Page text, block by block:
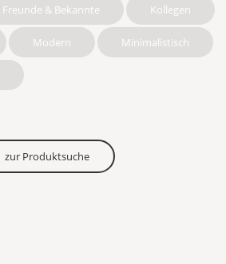
Freunde & Bekannte Kollegen
Modern Minimalistisch
zur Produktsuche